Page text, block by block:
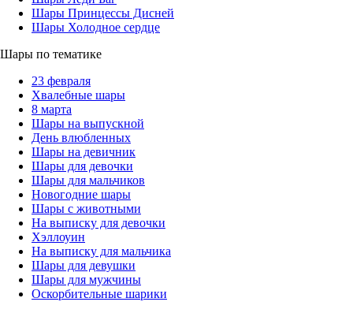
Шары Принцессы Дисней
Шары Холодное сердце
Шары по тематике
23 февраля
Хвалебные шары
8 марта
Шары на выпускной
День влюбленных
Шары на девичник
Шары для девочки
Шары для мальчиков
Новогодние шары
Шары с животными
На выписку для девочки
Хэллоуин
На выписку для мальчика
Шары для девушки
Шары для мужчины
Оскорбительные шарики